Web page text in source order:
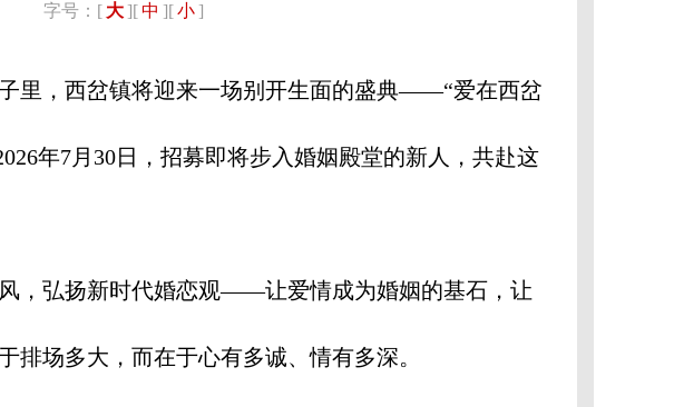
字号：[ 大 ][中 ][小 ]
，西岔镇将迎来一场别开生面的盛典——“爱在西岔
年7月30日，招募即将步入婚姻殿堂的新人，共赴这
，弘扬新时代婚恋观——让爱情成为婚姻的基石，让
场多大，而在于心有多诚、情有多深。